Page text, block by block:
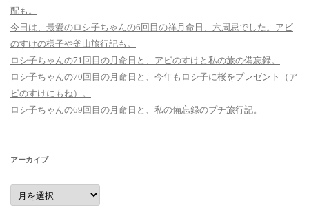
配も。
今日は、最愛のロシ子ちゃんの6回目の祥月命日、六周忌でした。アビ
のすけの様子や釜山旅行記も。
ロシ子ちゃんの71回目の月命日と、アビのすけと私の旅の備忘録。
ロシ子ちゃんの70回目の月命日と、今年もロシ子に桜をプレゼント（ア
ビのすけにもね）。
ロシ子ちゃんの69回目の月命日と、私の備忘録のプチ旅行記。
アーカイブ
ア
ー
カ